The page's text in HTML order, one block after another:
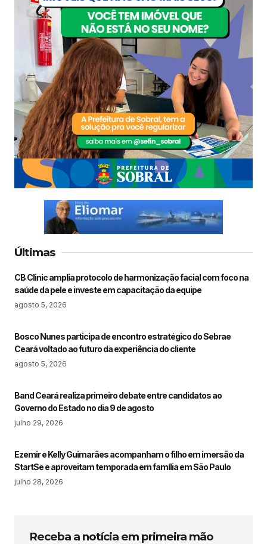
Últimas
CB Clinic amplia protocolo de harmonização facial com foco na
saúde da pele e investe em capacitação da equipe
agosto 5, 2026
Bosco Nunes participa de encontro estratégico do Sebrae
Ceará voltado ao futuro da experiência do cliente
agosto 5, 2026
Band Ceará realiza primeiro debate entre candidatos ao
Governo do Estado no dia 9 de agosto
julho 29, 2026
Ezemir e Kelly Guimarães acompanham o filho em imersão da
StartSe e aproveitam temporada em família em São Paulo
julho 28, 2026
Receba a notícia em primeira mão